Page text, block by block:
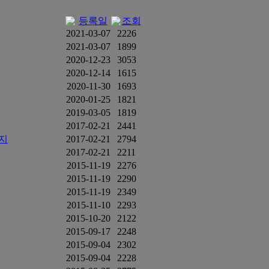
등록일
조회
2021-03-07
2226
2021-03-07
1899
2020-12-23
3053
2020-12-14
1615
2020-11-30
1693
2020-01-25
1821
2019-03-05
1819
2017-02-21
2441
2017-02-21
2794
2017-02-21
2211
2015-11-19
2276
2015-11-19
2290
2015-11-19
2349
2015-11-10
2293
2015-10-20
2122
2015-09-17
2248
2015-09-04
2302
2015-09-04
2228